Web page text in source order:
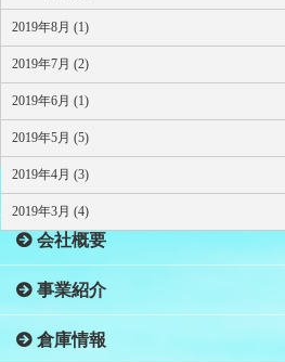
2019年8月 (1)
2019年7月 (2)
2019年6月 (1)
2019年5月 (5)
2019年4月 (3)
2019年3月 (4)
HOME
会社概要
事業紹介
倉庫情報